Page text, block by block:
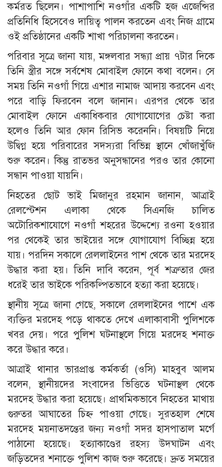
কর্মরত ছিলেন। পাশাপাশি নওগাঁর একটি হজ এজেন্সির
প্রতিনিধি হিসেবেও দায়িত্ব পালন করতেন এবং নিজ গ্রামে
ওই প্রতিষ্ঠানের একটি শাখা পরিচালনা করতেন।
পরিবার সূত্রে জানা যায়, মঙ্গলবার সন্ধ্যা প্রায় ৭টার দিকে
তিনি স্ত্রীর সঙ্গে সর্বশেষ মোবাইল ফোনে কথা বলেন। সে
সময় তিনি নওগাঁ গিয়ে এশার নামাজ আদায় করবেন এবং
পরে বাড়ি ফিরবেন বলে জানান। এরপর থেকে তার
মোবাইল ফোনে একাধিকবার যোগাযোগের চেষ্টা করা
হলেও তিনি আর ফোন রিসিভ করেননি। বিষয়টি নিয়ে
উদ্বিগ্ন হয়ে পরিবারের সদস্যরা বিভিন্ন স্থানে খোঁজাখুঁজি
শুরু করেন। কিন্তু রাতভর অনুসন্ধানের পরও তার কোনো
সন্ধান পাওয়া যায়নি।
নিহতের ছোট ভাই মিজানুর রহমান জানান, আত্রাই
রেলস্টেশন এলাকা থেকে সিএনজি চালিত
অটোরিকশাযোগে নওগাঁ শহরের উদ্দেশ্যে রওনা হওয়ার
পর থেকেই তার ভাইয়ের সঙ্গে যোগাযোগ বিচ্ছিন্ন হয়ে
যায়। পরদিন সকালে রেললাইনের পাশ থেকে তার মরদেহ
উদ্ধার করা হয়। তিনি দাবি করেন, পূর্ব শত্রুতার জের
ধরেই তার ভাইকে পরিকল্পিতভাবে হত্যা করা হয়েছে।
স্থানীয় সূত্রে জানা গেছে, সকালে রেললাইনের পাশে এক
ব্যক্তির মরদেহ পড়ে থাকতে দেখে এলাকাবাসী পুলিশকে
খবর দেয়। পরে পুলিশ ঘটনাস্থলে গিয়ে মরদেহ শনাক্ত
করে উদ্ধার করে।
আত্রাই থানার ভারপ্রাপ্ত কর্মকর্তা (ওসি) মাহবুব আলম
বলেন, স্থানীয়দের সংবাদের ভিত্তিতে ঘটনাস্থল থেকে
মরদেহ উদ্ধার করা হয়েছে। প্রাথমিকভাবে নিহতের মাথায়
গুরুতর আঘাতের চিহ্ন পাওয়া গেছে। সুরতহাল শেষে
মরদেহ ময়নাতদন্তের জন্য নওগাঁ সদর হাসপাতাল মর্গে
পাঠানো হয়েছে। হত্যাকাণ্ডের রহস্য উদঘাটন এবং
জড়িতদের শনাক্তে পুলিশ কাজ শুরু করেছে। দ্রুত সময়ের